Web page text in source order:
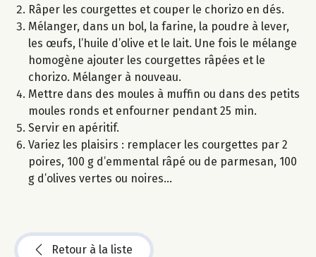
Râper les courgettes et couper le chorizo en dés.
Mélanger, dans un bol, la farine, la poudre à lever,
les œufs, l’huile d’olive et le lait. Une fois le mélange
homogène ajouter les courgettes râpées et le
chorizo. Mélanger à nouveau.
Mettre dans des moules à muffin ou dans des petits
moules ronds et enfourner pendant 25 min.
Servir en apéritif.
Variez les plaisirs : remplacer les courgettes par 2
poires, 100 g d’emmental râpé ou de parmesan, 100
g d’olives vertes ou noires…
Retour à la liste